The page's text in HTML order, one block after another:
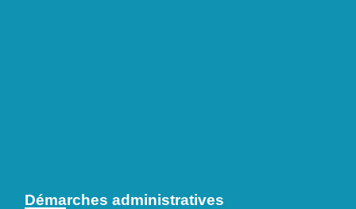
Démarches administratives